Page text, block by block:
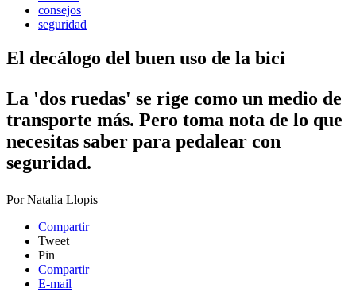
consejos
seguridad
El decálogo del buen uso de la bici
La 'dos ruedas' se rige como un medio de
transporte más. Pero toma nota de lo que
necesitas saber para pedalear con
seguridad.
PorNatalia Llopis
Compartir
Tweet
Pin
Compartir
E-mail